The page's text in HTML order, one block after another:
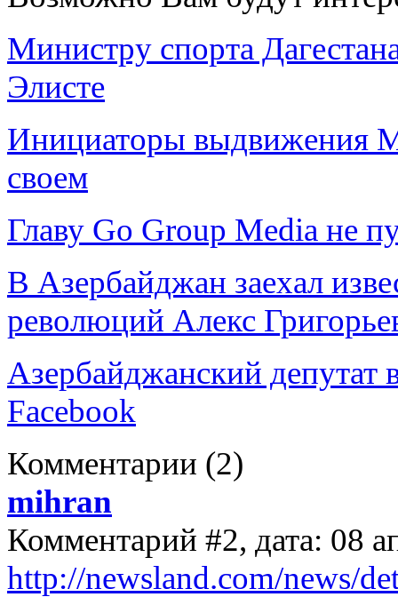
Министру спорта
Элисте
Инициаторы выдвижения
своем
Главу Go Group Media не
В Азербайджан заехал
революций Алекс
Азербайджанский депутат
Facebook
Комментарии (2)
mihran
Комментарий #2, дата: 08
http://newsland.com/news/